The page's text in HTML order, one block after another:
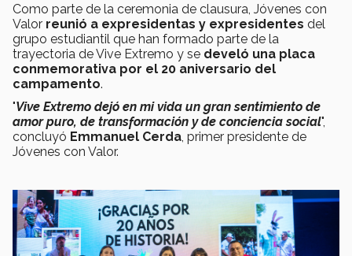
Como parte de la ceremonia de clausura, Jóvenes con
Valor reunió a expresidentas y expresidentes del
grupo estudiantil que han formado parte de la
trayectoria de Vive Extremo y se develó una placa
conmemorativa por el 20 aniversario del
campamento.
"Vive Extremo dejó en mi vida un gran sentimiento de
amor puro, de transformación y de conciencia social",
concluyó Emmanuel Cerda , primer presidente de
Jóvenes con Valor.